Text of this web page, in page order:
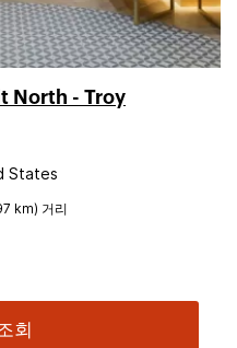
North - Troy
States
km) 거리
회